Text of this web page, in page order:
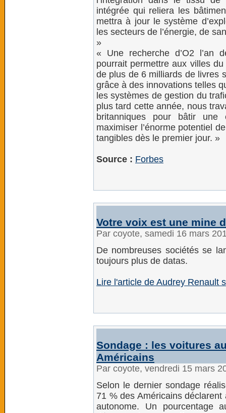
intégrée qui reliera les
mettra à jour le système
les secteurs de l’énergie, de
»
« Une recherche d’O2 l’an
pourrait permettre aux villes
de plus de 6 milliards de livres
grâce à des innovations telles
les systèmes de gestion du
plus tard cette année, nous
britanniques pour bâtir
maximiser l’énorme potentiel
tangibles dès le premier jour. »
Source : Forbes
Votre voix est une mine
Par coyote, samedi 16 mars
De nombreuses sociétés se
toujours plus de datas.
Lire l'article de Audrey Renault
Sondage : les voitures
Américains
Par coyote, vendredi 15 mars
Selon le dernier sondage
71 % des Américains
autonome. Un pourcentage